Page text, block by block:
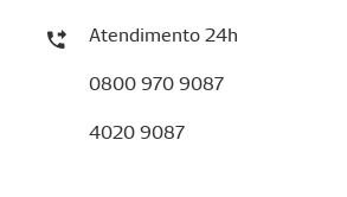
Atendimento 24h
0800 970 9087
4020 9087